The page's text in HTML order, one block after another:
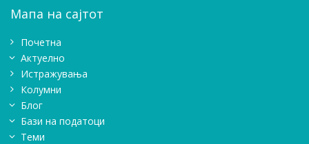
Мапа на сајтот
Почетна
Актуелно
Истражувањa
Колумни
Блог
Бази на податоци
Теми